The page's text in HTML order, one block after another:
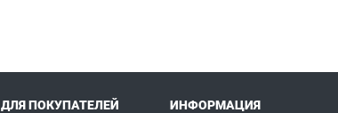
ДЛЯ ПОКУПАТЕЛЕЙ ИНФОРМАЦИЯ